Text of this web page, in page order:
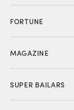
FORTUNE
MAGAZINE
SUPER BAILARS